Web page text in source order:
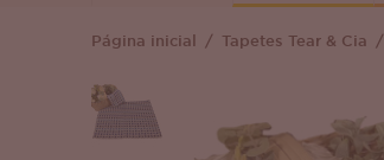
Página inicial Tapetes Tear & Cia